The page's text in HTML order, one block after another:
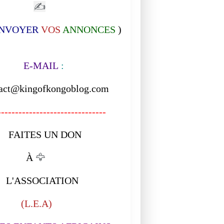
✍
VOS ANNONCES )
MAIL :
UN DON
🦅